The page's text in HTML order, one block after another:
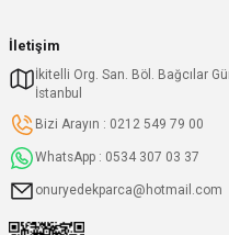
İletişim
İkitelli Org. San. Böl. Bağcılar
İstanbul
Bizi Arayın : 0212 549 79 00
WhatsApp : 0534 307 03 37
onuryedekparca@hotmail.com